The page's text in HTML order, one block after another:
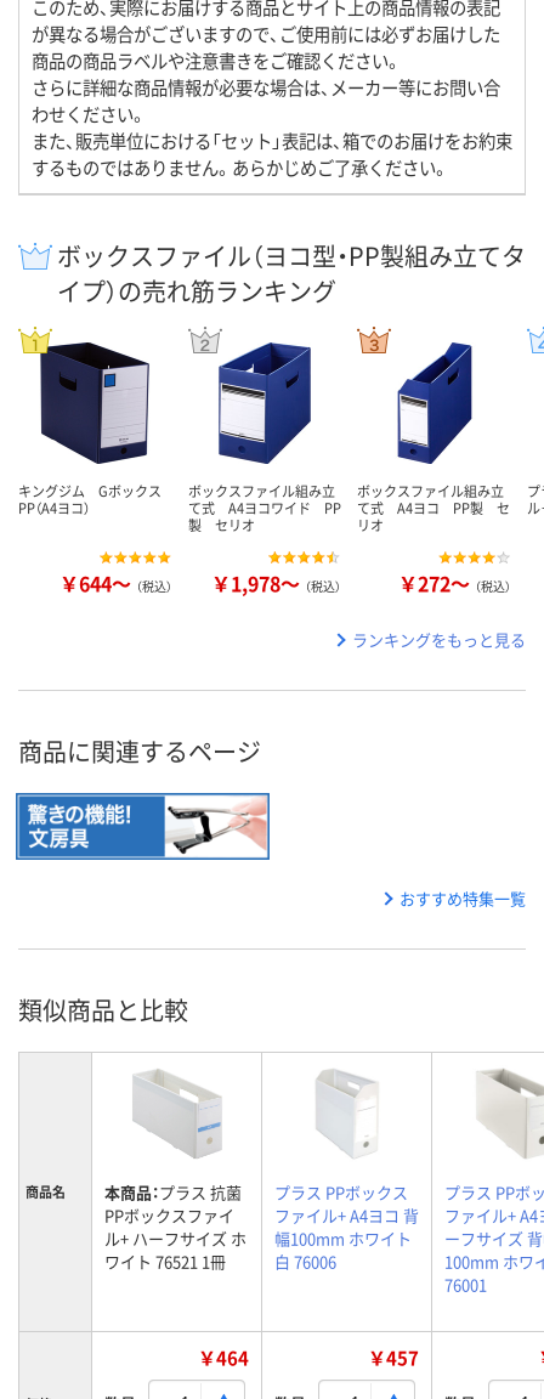
このため、実際にお届けする商品とサイト上の商品情報の表記
が異なる場合がございますので、ご使用前には必ずお届けした
商品の商品ラベルや注意書きをご確認ください。
さらに詳細な商品情報が必要な場合は、メーカー等にお問い合
わせください。
また、販売単位における「セット」表記は、箱でのお届けをお約束
するものではありません。あらかじめご了承ください。
ボックスファイル（ヨコ型・PP製組み立てタ
イプ）の売れ筋ランキング
キングジム Gボックス
PP（A4ヨコ）
￥644～ （税込）
ボックスファイル組み立
て式 A4ヨコワイド PP
製 セリオ
￥1,978～ （税込）
ボックスファイル組み立
て式 A4ヨコ PP製 セ
リオ
￥272～ （税込）
ランキングをもっと見る
商品に関連するページ
おすすめ特集一覧
類似商品と比較
商品名 本商品：プラス 抗菌
PPボックスファイ
ル+ ハーフサイズ ホ
ワイト 76521 1冊
プラス PPボックス
ファイル+ A4ヨコ 背
幅100mm ホワイト
白 76006
プラス PPボ
ファイル+ A4
ーフサイズ
100mm ホワ
76001
￥464 ￥457